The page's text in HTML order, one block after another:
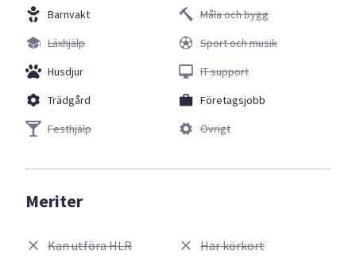
Barnvakt
Läxhjälp
Husdjur
Trädgård
Festhjälp
Måla och bygg
Sport och musik
IT support
Företagsjobb
Övrigt
Meriter
Kan utföra HLR Har körkort